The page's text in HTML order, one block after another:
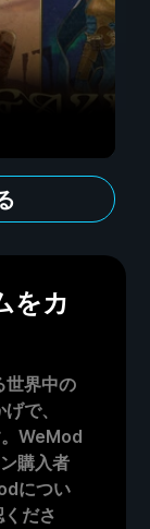
をカ
世界中の
で、
WeMod
購入者
につい
ださ